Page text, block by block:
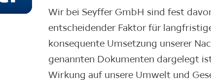
Wir bei Seyffer GmbH sind fest
entscheidender Faktor für
konsequente Umsetzung unserer
genannten Dokumenten dargelegt
Wirkung auf unsere Umwelt und